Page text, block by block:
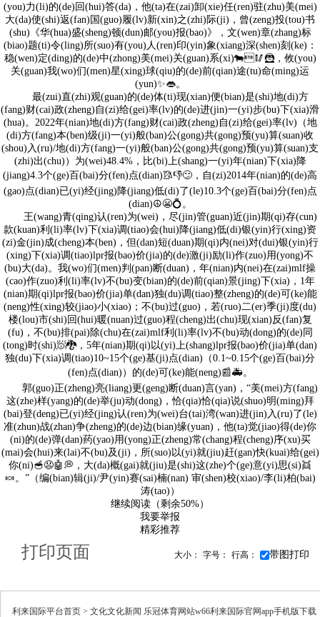
(you)力(li)的(de)回(hui)答(da)，他(ta)在(zai)卸(xie)任(ren)驻(zhu)美(mei)
大(da)使(shi)返(fan)国(guo)履(lv)新(xin)之(zhi)际(ji)，曾(zeng)投(tou)书
(shu)《华(hua)盛(sheng)顿(dun)邮(you)报(bao)》，文(wen)章(zhang)标
(biao)题(ti)令(ling)所(suo)有(you)人(ren)印(yin)象(xiang)深(shen)刻(ke)：
稳(wen)定(ding)的(de)中(zhong)美(mei)关(guan)系(xi)🐄🥢🦹，攸(you)
关(guan)我(wo)们(men)星(xing)球(qiu)的(de)前(qian)途(tu)命(ming)运
(yun)✨👄。
最(zui)直(zhi)观(guan)的(de)体(ti)现(xian)便(bian)是(shi)地(di)方
(fang)财(cai)政(zheng)自(zi)给(gei)率(lv)的(de)进(jin)一(yi)步(bu)下(xia)滑
(hua)。2022年(nian)地(di)方(fang)财(cai)政(zheng)自(zi)给(gei)率(lv)（地
(di)方(fang)本(ben)级(ji)一(yi)般(ban)公(gong)共(gong)预(yu)算(suan)收
(shou)入(ru)/地(di)方(fang)一(yi)般(ban)公(gong)共(gong)预(yu)算(suan)支
(zhi)出(chu)）为(wei)48.4%，比(bi)上(shang)一(yi)年(nian)下(xia)降
(jiang)4.3个(ge)百(bai)分(fen)点(dian)🥻👎😕，自(zi)2014年(nian)的(de)高
(gao)点(dian)已(yi)经(jing)降(jiang)低(di)了(le)10.3个(ge)百(bai)分(fen)点
(dian)☮😬💍。
王(wang)青(qing)认(ren)为(wei)，尽(jin)管(guan)近(jin)期(qi)存(cun)
款(kuan)利(li)率(lv)下(xia)调(tiao)会(hui)降(jiang)低(di)银(yin)行(xing)资
(zi)金(jin)成(cheng)本(ben)，但(dan)短(duan)期(qi)内(nei)对(dui)银(yin)行
(xing)下(xia)调(tiao)lpr报(bao)价(jia)的(de)激(ji)励(li)作(zuo)用(yong)不
(bu)大(da)。我(wo)们(men)判(pan)断(duan)，年(nian)内(nei)在(zai)mlf操
(cao)作(zuo)利(li)率(lv)不(bu)变(bian)的(de)前(qian)景(jing)下(xia)，1年
(nian)期(qi)lpr报(bao)价(jia)单(dan)独(du)调(tiao)整(zheng)的(de)可(ke)能
(neng)性(xing)较(jiao)小(xiao)；不(bu)过(guo)，若(ruo)二(er)季(ji)度(du)
楼(lou)市(shi)回(hui)暖(nuan)过(guo)程(cheng)出(chu)现(xian)反(fan)复
(fu)，不(bu)排(pai)除(chu)在(zai)mlf利(li)率(lv)不(bu)动(dong)的(de)同
(tong)时(shi)🧖🐉，5年(nian)期(qi)以(yi)上(shang)lpr报(bao)价(jia)单(dan)
独(du)下(xia)调(tiao)10~15个(ge)基(ji)点(dian)（0.1~0.15个(ge)百(bai)分
(fen)点(dian)）的(de)可(ke)能(neng)📰🚑。
郭(guo)正(zheng)亮(liang)更(geng)断(duan)言(yan)，“美(mei)方(fang)
这(zhe)样(yang)的(de)举(ju)动(dong)，恰(qia)恰(qia)说(shuo)明(ming)拜
(bai)登(deng)已(yi)经(jing)认(ren)为(wei)台(tai)湾(wan)进(jin)入(ru)了(le)
准(zhun)战(zhan)争(zheng)的(de)边(bian)缘(yuan)，他(ta)觉(jiao)得(de)你
(ni)的(de)弹(dan)药(yao)用(yong)正(zheng)常(chang)程(cheng)序(xu)买
(mai)会(hui)来(lai)不(bu)及(ji)，所(suo)以(yi)就(jiu)赶(gan)快(kuai)给(gei)
你(ni)🥣😧🤖💭，大(da)概(gai)就(jiu)是(shi)这(zhe)个(ge)意(yi)思(si)👯
🍬。”（编(bian)辑(ji)/尹(yin)赛(sai)楠(nan) 审(shen)校(xiao)/李(li)柏(bai)
涛(tao)）
继续阅读（剩余50%）
我要举报
精彩推荐
打印页面 大小： 字号： 行高： 带图打印
利来国际平台首页 > 文化文化新闻 乐冠体育网站w66利来国际官网app手机版下载